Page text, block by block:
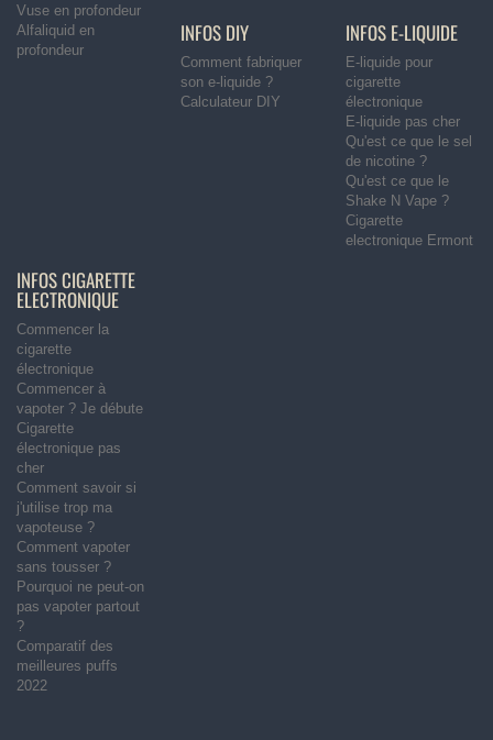
Vuse en profondeur
Alfaliquid en
profondeur
INFOS DIY
Comment fabriquer
son e-liquide ?
Calculateur DIY
INFOS E-LIQUIDE
E-liquide pour
cigarette
électronique
E-liquide pas cher
Qu'est ce que le sel
de nicotine ?
Qu'est ce que le
Shake N Vape ?
Cigarette
electronique Ermont
INFOS CIGARETTE
ELECTRONIQUE
Commencer la
cigarette
électronique
Commencer à
vapoter ? Je débute
Cigarette
électronique pas
cher
Comment savoir si
j'utilise trop ma
vapoteuse ?
Comment vapoter
sans tousser ?
Pourquoi ne peut-on
pas vapoter partout
?
Comparatif des
meilleures puffs
2022